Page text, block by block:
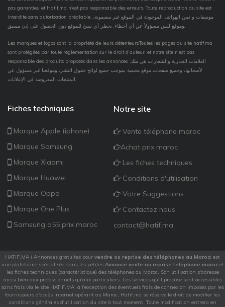
pas garanties, et Hatif.ma n'est pas responsable des erreurs. Toute reproduction du site est
interdite sans autorisation préalable. موصفات و ثمن الهواتف الموجودة في الموقع غير مضمونة،
Les marques et logos sont la propriété de leurs détenteurs.Toutes les pages du site hatif.ma
sont protégées par toute réglementation sur le droit d’auteur, et notre site n’est pas
responsable des produits proposés dans les annonces. العلامات التجارية والشعارات هي ملك
لأصحابها، وجميع صفحات موقع محمية بموجب جميع لوائح حقوق النشر، وموقعنا غير مسؤول عن
Fiches techniques
Marque Apple (iphone)
Marque Samsung
Marque Xiaomi
Marque Huawei
Marque Oppo
Marque One Plus
Samsung a55 prix maroc
Notre site
Vente téléphone maroc
Achat prix maroc
Les fiches techniques
Conditions d'utilisation
Votre Suggestions
Contactez nous
contact@hatif.ma
HATIF.MA ( Annonces gratuites pour vendre ou reprise des téléphones au Maroc) est
une plateforme spécialisée dans les petites Annonce vente ou reprise telephone marocet
les fiches techniques (caractéristique) des téléphones au Maroc. Son utilisation s'adresse
aussi bien aux professionnels qu'aux particuliers. Les services qu'il propose sont accessibles
sans frais via le site HATIF.MA, à l'exception des éventuels frais de connexion imposés par les
fournisseurs d'accès internet opérant au Maroc, Hatif.ma se réserve le droit de modifier les
conditions générales d'utilisation du site à tout moment. Toute modification entrera en